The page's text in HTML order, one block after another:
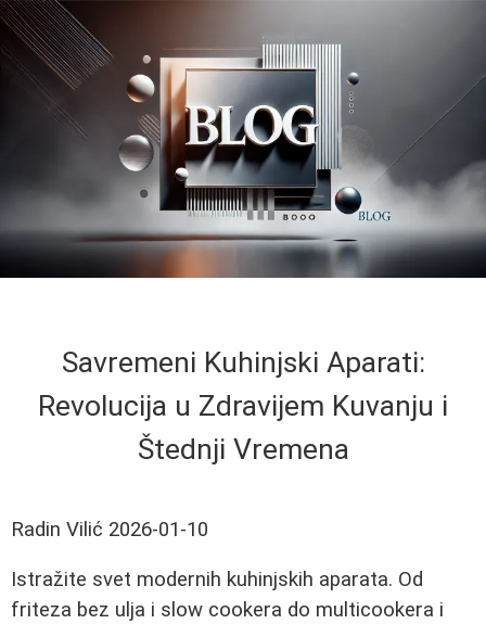
Savremeni Kuhinjski Aparati:
Revolucija u Zdravijem Kuvanju i
Štednji Vremena
Radin Vilić 2026-01-10
Istražite svet modernih kuhinjskih aparata. Od
friteza bez ulja i slow cookera do multicookera i